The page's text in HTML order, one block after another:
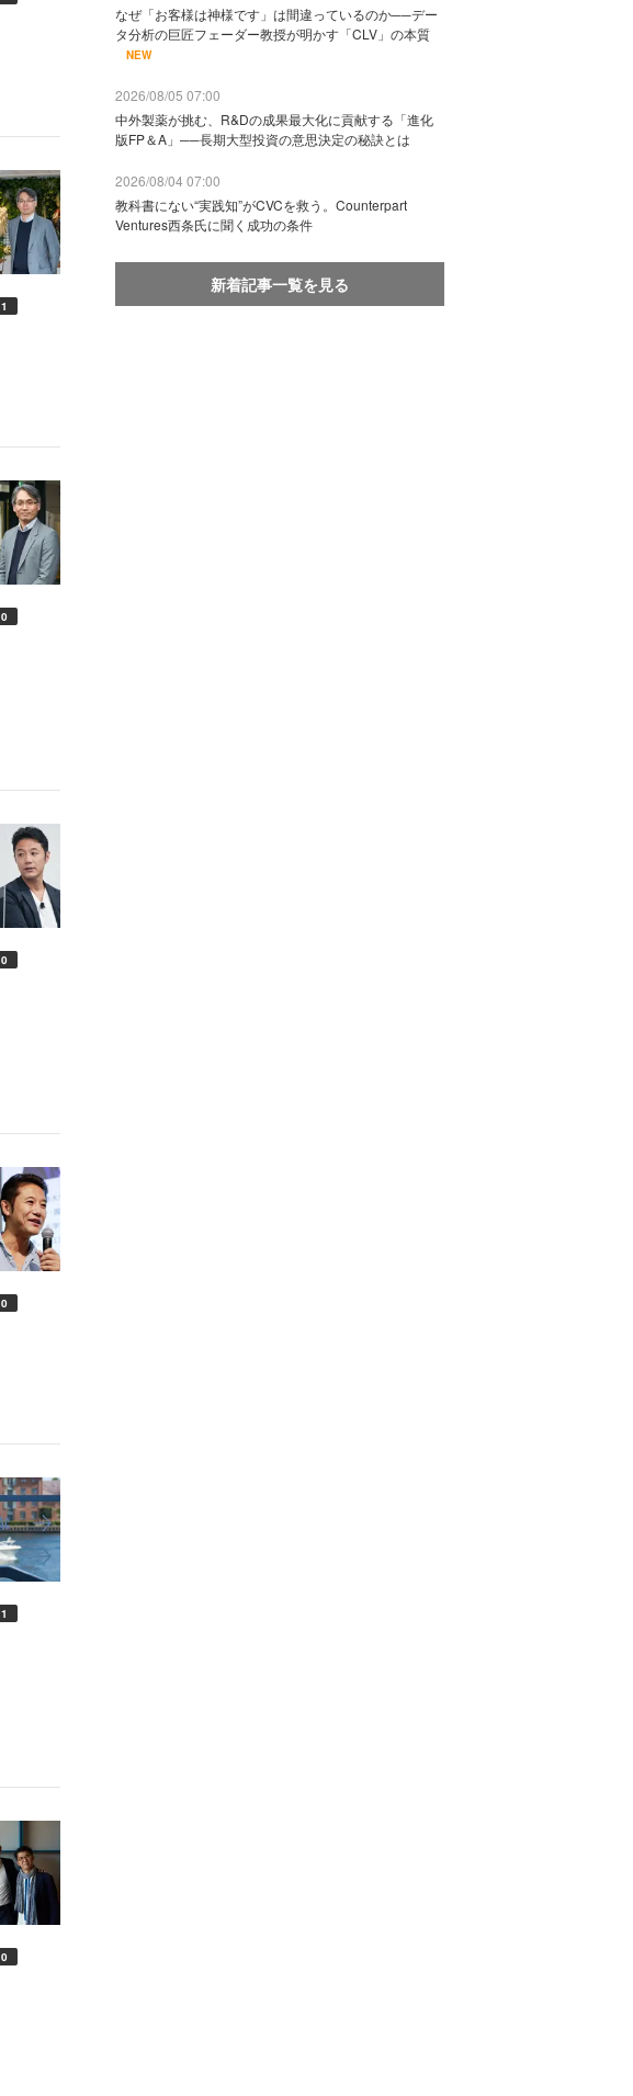
1
0
0
0
1
0
なぜ「お客様は神様です」は間違っているのか──デー
タ分析の巨匠フェーダー教授が明かす「CLV」の本質
NEW
2026/08/05 07:00
中外製薬が挑む、R&Dの成果最大化に貢献する「進化
版FP＆A」──長期大型投資の意思決定の秘訣とは
2026/08/04 07:00
教科書にない“実践知”がCVCを救う。Counterpart
Ventures西条氏に聞く成功の条件
新着記事一覧を見る